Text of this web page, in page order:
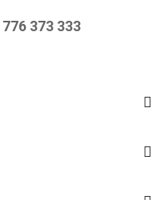
373 333